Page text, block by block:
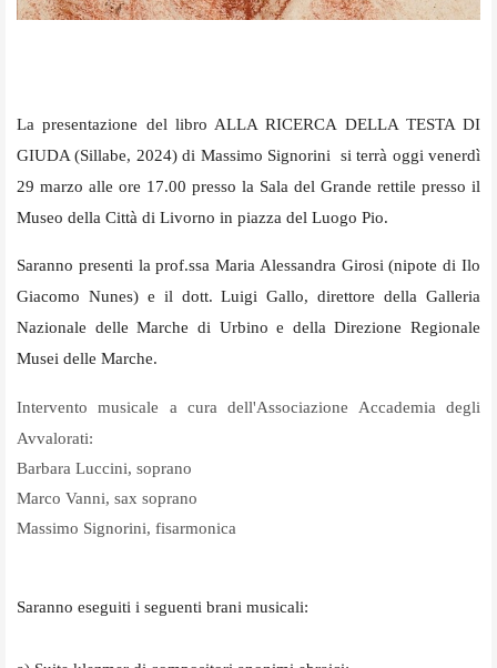
La presentazione del libro ALLA RICERCA DELLA TESTA DI
GIUDA (Sillabe, 2024) di Massimo Signorini si terrà oggi venerdì
29 marzo alle ore 17.00 presso la Sala del Grande rettile presso il
Museo della Città di Livorno in piazza del Luogo Pio.
Saranno presenti la prof.ssa Maria Alessandra Girosi (nipote di Ilo
Giacomo Nunes) e il dott. Luigi Gallo, direttore della Galleria
Nazionale delle Marche di Urbino e della Direzione Regionale
Musei delle Marche.
Intervento musicale a cura dell'Associazione Accademia degli
Avvalorati:
Barbara Luccini, soprano
Marco Vanni, sax soprano
Massimo Signorini, fisarmonica
Saranno eseguiti i seguenti brani musicali: